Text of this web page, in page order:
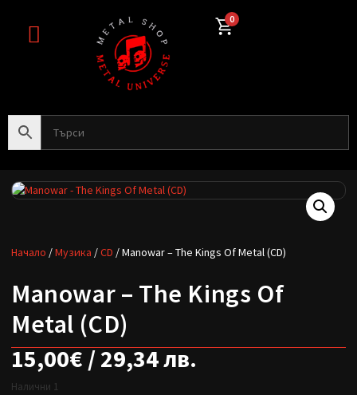
0
Начало /Музика /CD / Manowar – The Kings Of Metal (CD)
Manowar – The Kings Of
Metal (CD)
15,00€/ 29,34 лв.
Налични 1